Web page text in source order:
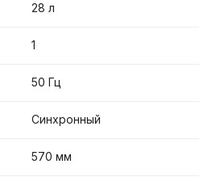
28 л
1
50 Гц
Синхронный
570 мм